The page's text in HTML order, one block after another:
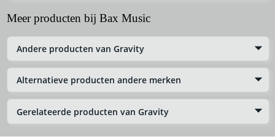
Meer producten bij Bax Music
Andere producten van Gravity
Alternatieve producten andere merken
Gerelateerde producten van Gravity